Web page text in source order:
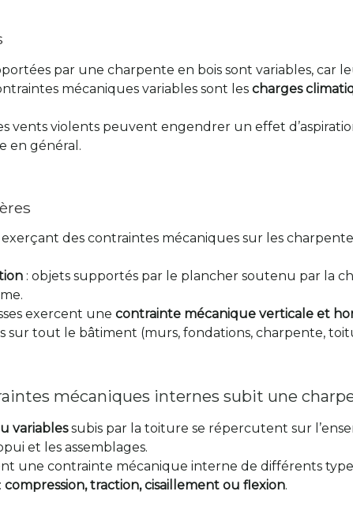
par une charpente en bois sont variables, car
mécaniques variables sont les charges
vents violents peuvent engendrer un effet
en général.
des contraintes mécaniques sur les
: objets supportés par le plancher soutenu par la
exercent une contrainte mécanique verticale et
sur tout le bâtiment (murs, fondations, charpente,
mécaniques internes subit une
variablessubis par la toiture se répercutent sur
et les assemblages.
une contrainte mécanique interne de différents
compression, traction, cisaillement ou flexion.